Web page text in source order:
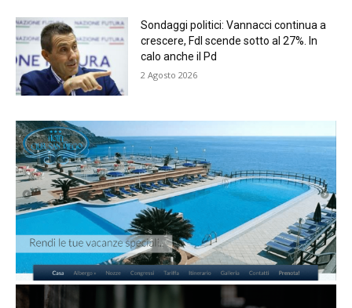
Sondaggi politici: Vannacci continua a
crescere, FdI scende sotto al 27%. In
calo anche il Pd
2 Agosto 2026